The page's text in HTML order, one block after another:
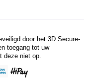
door het 3D Secure-
toegang tot uw
deze niet op.